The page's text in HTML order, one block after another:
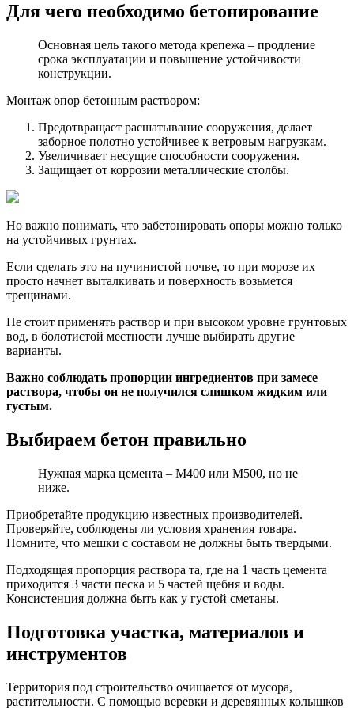
Для чего необходимо бетонирование
Основная цель такого метода крепежа – продление
срока эксплуатации и повышение устойчивости
конструкции.
Монтаж опор бетонным раствором:
Предотвращает расшатывание сооружения, делает
заборное полотно устойчивее к ветровым нагрузкам.
Увеличивает несущие способности сооружения.
Защищает от коррозии металлические столбы.
Но важно понимать, что забетонировать опоры можно только
на устойчивых грунтах.
Если сделать это на пучинистой почве, то при морозе их
просто начнет выталкивать и поверхность возьмется
трещинами.
Не стоит применять раствор и при высоком уровне грунтовых
вод, в болотистой местности лучше выбирать другие
варианты.
Важно соблюдать пропорции ингредиентов при замесе
раствора, чтобы он не получился слишком жидким или
густым.
Выбираем бетон правильно
Нужная марка цемента – М400 или М500, но не
ниже.
Приобретайте продукцию известных производителей.
Проверяйте, соблюдены ли условия хранения товара.
Помните, что мешки с составом не должны быть твердыми.
Подходящая пропорция раствора та, где на 1 часть цемента
приходится 3 части песка и 5 частей щебня и воды.
Консистенция должна быть как у густой сметаны.
Подготовка участка, материалов и
инструментов
Территория под строительство очищается от мусора,
растительности. С помощью веревки и деревянных колышков